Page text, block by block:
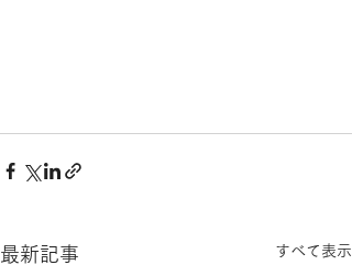
最新記事 すべて表示